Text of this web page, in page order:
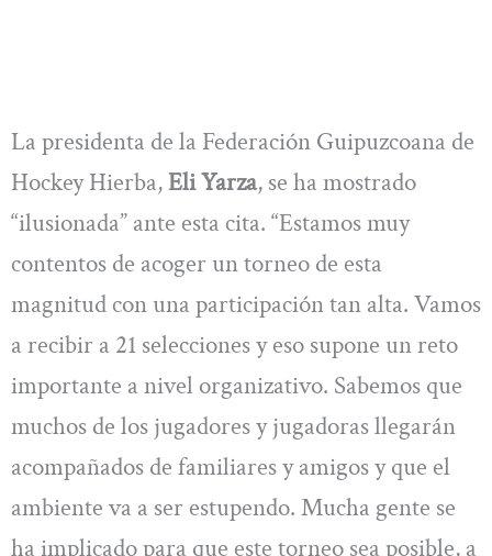
La presidenta de la Federación Guipuzcoana de
Hockey Hierba,Eli Yarza, se ha mostrado
“ilusionada” ante esta cita. “Estamos muy
contentos de acoger un torneo de esta
magnitud con una participación tan alta. Vamos
a recibir a 21 selecciones y eso supone un reto
importante a nivel organizativo. Sabemos que
muchos de los jugadores y jugadoras llegarán
acompañados de familiares y amigos y que el
ambiente va a ser estupendo. Mucha gente se
ha implicado para que este torneo sea posible, a